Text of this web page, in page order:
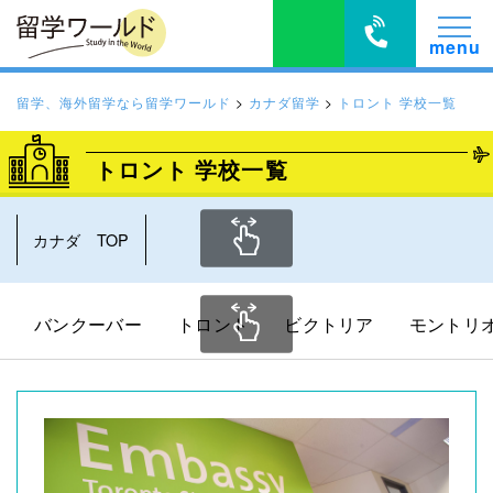
留学、海外留学なら留学ワールド > カナダ留学 > トロント 学校一覧
トロント 学校一覧
カナダ TOP
バンクーバー トロント ビクトリア モントリ